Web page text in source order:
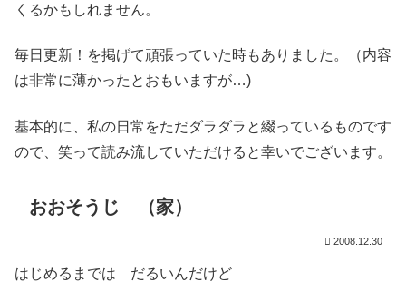
くるかもしれません。
毎日更新！を掲げて頑張っていた時もありました。（内容
は非常に薄かったとおもいますが…)
基本的に、私の日常をただダラダラと綴っているものです
ので、笑って読み流していただけると幸いでございます。
おおそうじ （家）
2008.12.30
はじめるまでは だるいんだけど